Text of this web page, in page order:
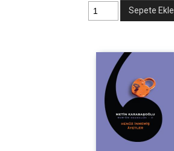
Sepete Ekle